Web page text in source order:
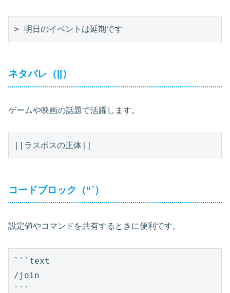
ネタバレ（||）
ゲームや映画の話題で活躍します。
コードブロック（“`）
設定値やコマンドを共有するときに便利です。
```text
/join